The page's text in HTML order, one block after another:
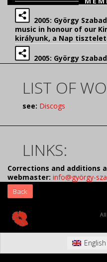
2005: György
music in honour of our
királyunk, a Nap
2005: György
LIST OF
see: Discogs
LINKS:
Corrections and additions
webmaster: info@györgy-
Back
English